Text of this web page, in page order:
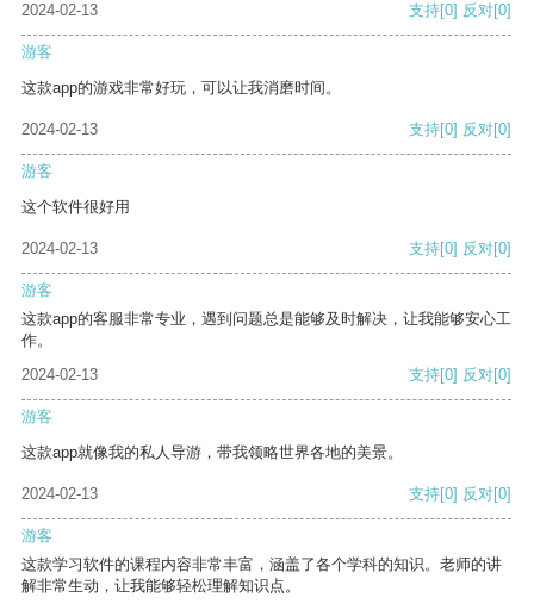
2024-02-13
支持[0] 反对[0]
游客
这款app的游戏非常好玩，可以让我消磨时间。
2024-02-13 支持[0] 反对[0]
游客
这个软件很好用
2024-02-13 支持[0] 反对[0]
游客
这款app的客服非常专业，遇到问题总是能够及时解决，让我能够安心工
作。
2024-02-13
支持[0] 反对[0]
游客
这款app就像我的私人导游，带我领略世界各地的美景。
2024-02-13 支持[0] 反对[0]
游客
这款学习软件的课程内容非常丰富，涵盖了各个学科的知识。老师的讲
解非常生动，让我能够轻松理解知识点。